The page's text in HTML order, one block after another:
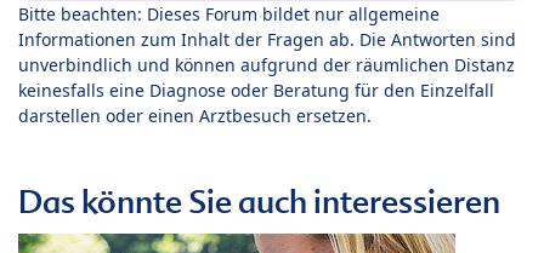
Bitte beachten: Dieses Forum bildet nur allgemeine
Informationen zum Inhalt der Fragen ab. Die Antworten sind
unverbindlich und können aufgrund der räumlichen Distanz
keinesfalls eine Diagnose oder Beratung für den Einzelfall
darstellen oder einen Arztbesuch ersetzen.
Das könnte Sie auch interessieren